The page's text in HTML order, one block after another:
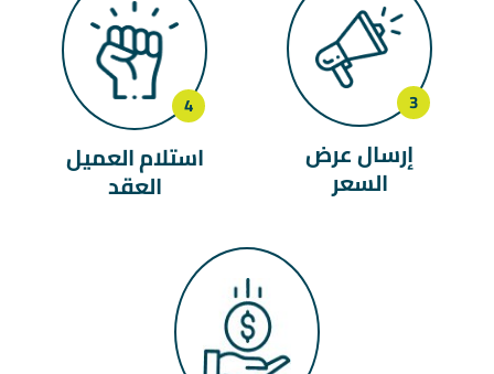
إرسال عرض
السعر
استلام العميل
العقد